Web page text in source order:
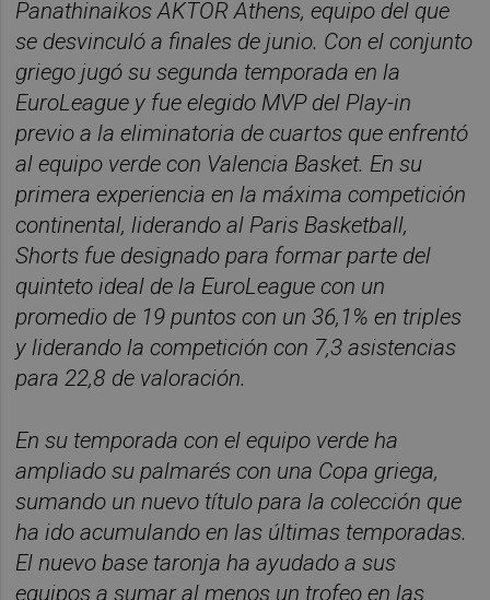
Panathinaikos AKTOR Athens, equipo del que
se desvinculó a finales de junio. Con el conjunto
griego jugó su segunda temporada en la
EuroLeague y fue elegido MVP del Play-in
previo a la eliminatoria de cuartos que enfrentó
al equipo verde con Valencia Basket. En su
primera experiencia en la máxima competición
continental, liderando al Paris Basketball,
Shorts fue designado para formar parte del
quinteto ideal de la EuroLeague con un
promedio de 19 puntos con un 36,1% en triples
y liderando la competición con 7,3 asistencias
para 22,8 de valoración.
En su temporada con el equipo verde ha
ampliado su palmarés con una Copa griega,
sumando un nuevo título para la colección que
ha ido acumulando en las últimas temporadas.
El nuevo base taronja ha ayudado a sus
equipos a sumar al menos un trofeo en las